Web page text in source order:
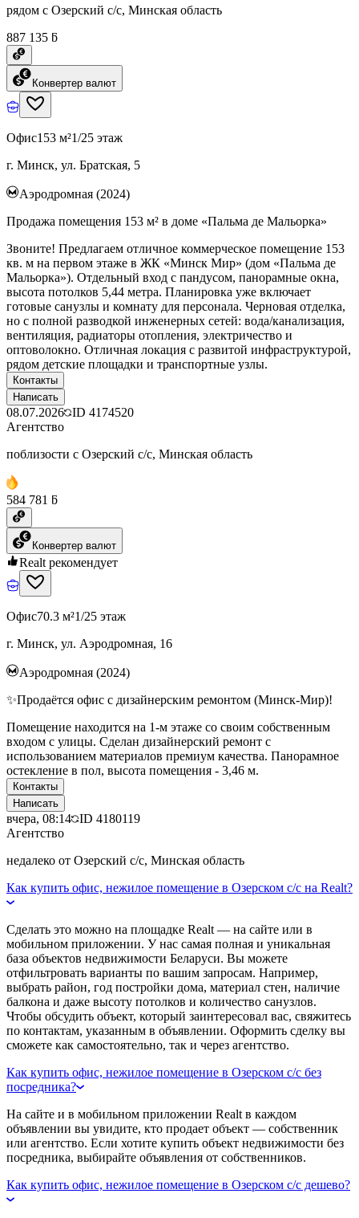
рядом с Озерский с/с, Минская область
887 135 ƃ
Конвертер валют
Офис153 м²1/25 этаж
г. Минск, ул. Братская, 5
Аэродромная (2024)
Продажа помещения 153 м² в доме «Пальма де Мальорка»
Звоните! Предлагаем отличное коммерческое помещение 153
кв. м на первом этаже в ЖК «Минск Мир» (дом «Пальма де
Мальорка»). Отдельный вход с пандусом, панорамные окна,
высота потолков 5,44 метра. Планировка уже включает
готовые санузлы и комнату для персонала. Черновая отделка,
но с полной разводкой инженерных сетей: вода/канализация,
вентиляция, радиаторы отопления, электричество и
оптоволокно. Отличная локация с развитой инфраструктурой,
рядом детские площадки и транспортные узлы.
Контакты
Написать
08.07.2026 ID 4174520
Агентство
поблизости с Озерский с/с, Минская область
584 781 ƃ
Конвертер валют
Realt рекомендует
Офис70.3 м²1/25 этаж
г. Минск, ул. Аэродромная, 16
Аэродромная (2024)
✨Продаётся офис с дизайнерским ремонтом (Минск-Мир)!
Помещение находится на 1-м этаже со своим собственным
входом с улицы. Сделан дизайнерский ремонт с
использованием материалов премиум качества. Панорамное
остекление в пол, высота помещения - 3,46 м.
Контакты
Написать
вчера, 08:14 ID 4180119
Агентство
недалеко от Озерский с/с, Минская область
Как купить офис, нежилое помещение в Озерском с/с на Realt?
Сделать это можно на площадке Realt — на сайте или в
мобильном приложении. У нас самая полная и уникальная
база объектов недвижимости Беларуси. Вы можете
отфильтровать варианты по вашим запросам. Например,
выбрать район, год постройки дома, материал стен, наличие
балкона и даже высоту потолков и количество санузлов.
Чтобы обсудить объект, который заинтересовал вас, свяжитесь
по контактам, указанным в объявлении. Оформить сделку вы
сможете как самостоятельно, так и через агентство.
Как купить офис, нежилое помещение в Озерском с/с без
посредника?
На сайте и в мобильном приложении Realt в каждом
объявлении вы увидите, кто продает объект — собственник
или агентство. Если хотите купить объект недвижимости без
посредника, выбирайте объявления от собственников.
Как купить офис, нежилое помещение в Озерском с/с дешево?